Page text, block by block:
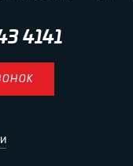
4141